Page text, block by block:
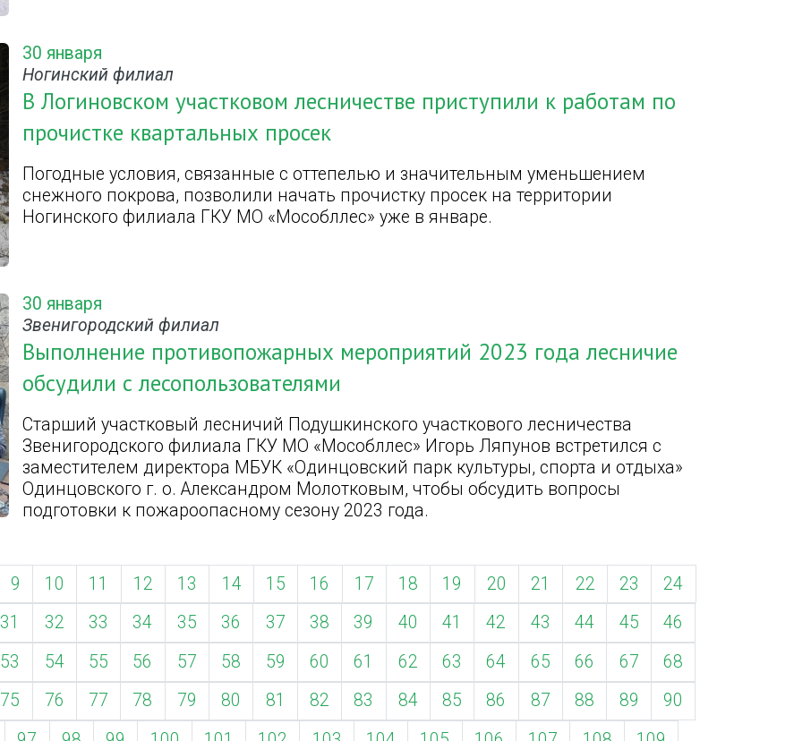
30 января
Ногинский филиал
В Логиновском участковом лесничестве приступили к работам по
прочистке квартальных просек
Погодные условия, связанные с оттепелью и значительным уменьшением
снежного покрова, позволили начать прочистку просек на территории
Ногинского филиала ГКУ МО «Мособллес» уже в январе.
30 января
Звенигородский филиал
Выполнение противопожарных мероприятий 2023 года лесничие
обсудили с лесопользователями
Старший участковый лесничий Подушкинского участкового лесничества
Звенигородского филиала ГКУ МО «Мособллес» Игорь Ляпунов встретился с
заместителем директора МБУК «Одинцовский парк культуры, спорта и отдыха»
Одинцовского г. о. Александром Молотковым, чтобы обсудить вопросы
подготовки к пожароопасному сезону 2023 года.
9 10 11 12 13 14 15 16 17 18 19 20 21 22 23
24
31 32 33 34 35 36 37 38 39 40 41 42 43 44 45
46
53 54 55 56 57 58 59 60 61 62 63 64 65 66 67
68
75 76 77 78 79 80 81 82 83 84 85 86 87 88 89
90